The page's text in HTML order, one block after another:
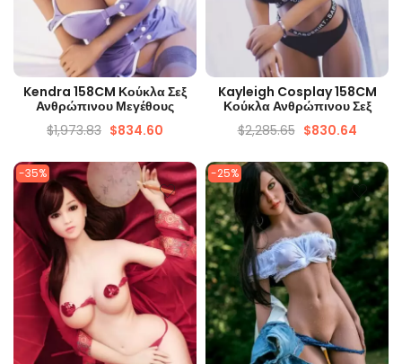
ΓΡΉΓΟΡΗ ΜΑΤΙΆ
Kendra 158CM Κούκλα Σεξ
Ανθρώπινου Μεγέθους
$1,973.83 $834.60
ΓΡΉΓΟΡΗ ΜΑΤΙΆ
Kayleigh Cosplay 158CM
Κούκλα Ανθρώπινου Σεξ
$2,285.65 $830.64
-35% -25%